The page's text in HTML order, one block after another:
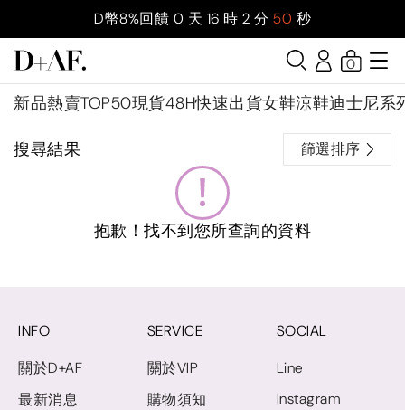
D幣8%回饋 0 天 16 時 2 分 50 秒
新品熱賣TOP50現貨48H快速出貨女鞋涼鞋迪士尼系
0
搜尋結果 篩選排序
抱歉！找不到您所查詢的資料
INFO
關於D+AF
最新消息
SERVICE
關於VIP
購物須知
SOCIAL
Line
Instagram